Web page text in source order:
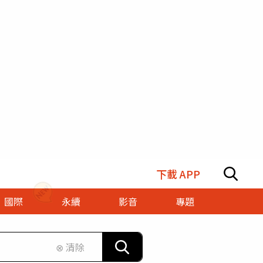
下載 APP
國際 永續 影音
專題
⊗ 清除